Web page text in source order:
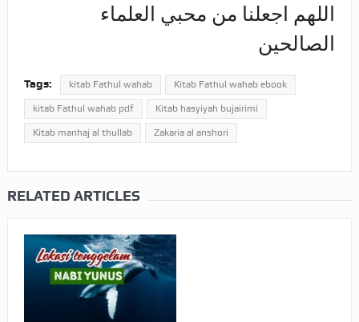
اللهم اجعلنا من محبي العلماء
الصالحين
Tags: kitab Fathul wahab Kitab Fathul wahab ebook
kitab Fathul wahab pdf Kitab hasyiyah bujairimi
Kitab manhaj al thullab Zakaria al anshori
RELATED ARTICLES